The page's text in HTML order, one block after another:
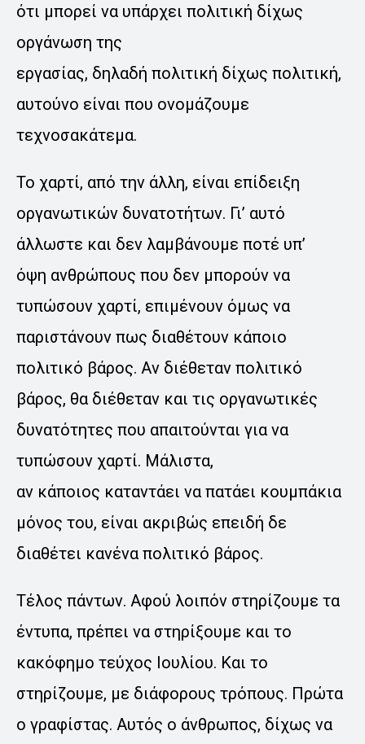
ότι μπορεί να υπάρχει πολιτική δίχως
οργάνωση της
εργασίας, δηλαδή πολιτική δίχως πολιτική,
αυτούνο είναι που ονομάζουμε
τεχνοσακάτεμα.
Το χαρτί, από την άλλη, είναι επίδειξη
οργανωτικών δυνατοτήτων. Γι’ αυτό
άλλωστε και δεν λαμβάνουμε ποτέ υπ’
όψη ανθρώπους που δεν μπορούν να
τυπώσουν χαρτί, επιμένουν όμως να
παριστάνουν πως διαθέτουν κάποιο
πολιτικό βάρος. Αν διέθεταν πολιτικό
βάρος, θα διέθεταν και τις οργανωτικές
δυνατότητες που απαιτούνται για να
τυπώσουν χαρτί. Μάλιστα,
αν κάποιος καταντάει να πατάει κουμπάκια
μόνος του, είναι ακριβώς επειδή δε
διαθέτει κανένα πολιτικό βάρος.
Τέλος πάντων. Αφού λοιπόν στηρίζουμε τα
έντυπα, πρέπει να στηρίξουμε και το
κακόφημο τεύχος Ιουλίου. Και το
στηρίζουμε, με διάφορους τρόπους. Πρώτα
ο γραφίστας. Αυτός ο άνθρωπος, δίχως να